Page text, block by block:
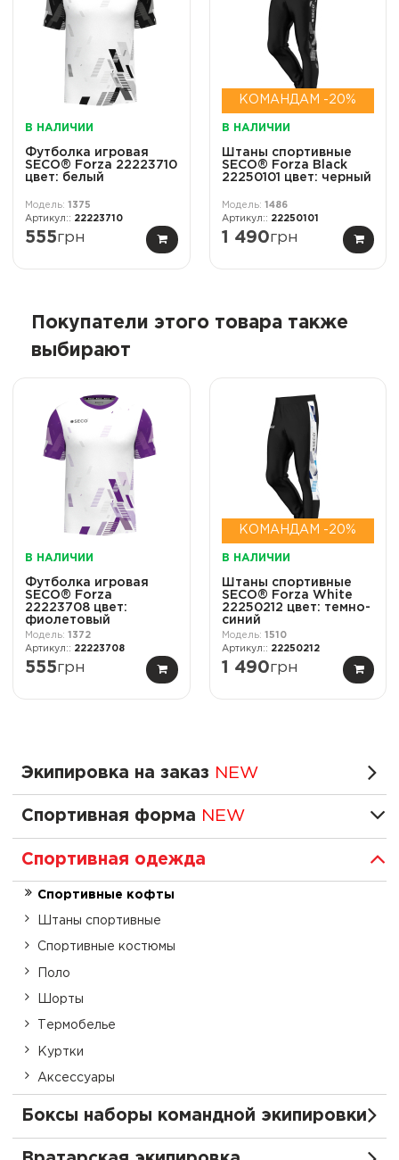
В НАЛИЧИИ
Футболка игровая
SECO® Forza 22223710
цвет: белый
1375
22223710
555грн
КОМАНДАМ -20%
В НАЛИЧИИ
Штаны спортивные
SECO® Forza Black
22250101 цвет: черный
1486
22250101
1 490грн
Покупатели этого товара также
выбирают
В НАЛИЧИИ
Футболка игровая
SECO® Forza
22223708 цвет:
фиолетовый
1372
22223708
555грн
КОМАНДАМ -20%
В НАЛИЧИИ
Штаны спортивные
SECO® Forza White
22250212 цвет: темно-
синий
1510
22250212
1 490грн
Экипировка на заказ NEW
Спортивная форма NEW
Спортивная одежда
Спортивные кофты
Штаны спортивные
Спортивные костюмы
Поло
Шорты
Термобелье
Куртки
Аксессуары
Боксы наборы командной экипировки